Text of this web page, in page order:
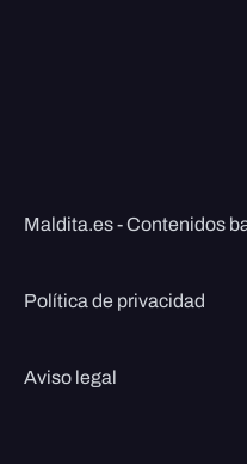
Maldita.es - Contenidos
Política de privacidad
Aviso legal